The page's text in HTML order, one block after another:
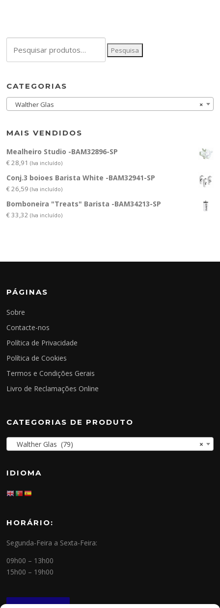
por:
Pesquisa
CATEGORIAS
×
Walther Glas
MAIS VENDIDOS
Mealheiro Studio -BAM32896-SP
€28,91 (Iva incluído)
Conj.3 boioes Barista White -BAM32941-SP
€26,59 (Iva incluído)
Bomboneira "Treats" Barista -BAM34213-SP
€33,32 (Iva incluído)
PÁGINAS
Sobre
Contacte-nos
Política de Privacidade
Política de Cookies
Termos e Condições Gerais
Livro de Reclamações Online
CATEGORIAS DE PRODUTO
×
Walther Glas (79)
IDIOMA
HORÁRIO:
Segunda-Feira a Sexta-Feira:
09h00 – 13h00
15h00 – 19h00